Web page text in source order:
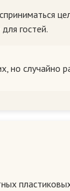
гостей.
но случайно